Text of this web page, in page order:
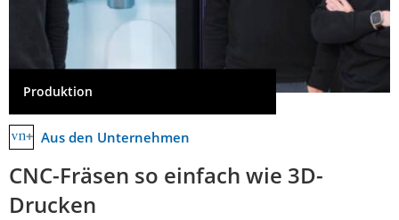
Produktion
Aus den Unternehmen
CNC-Fräsen so einfach wie 3D-
Drucken